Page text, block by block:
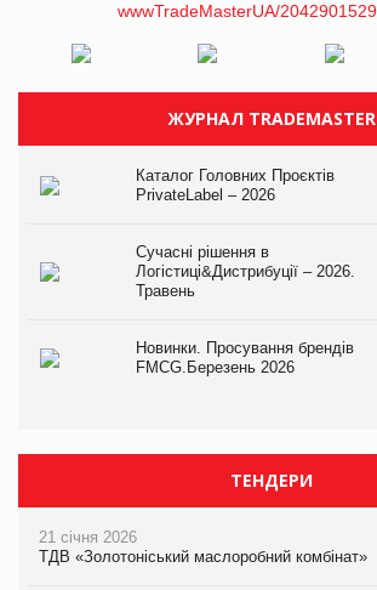
ЖУРНАЛ TRADEMASTER
Каталог Головних Проєктів
PrivateLabel – 2026
Сучасні рішення в
Логістиці&Дистрибуції – 2026.
Травень
Новинки. Просування брендів
FMCG.Березень 2026
ТЕНДЕРИ
21 січня 2026
ТДВ «Золотоніський маслоробний комбінат»